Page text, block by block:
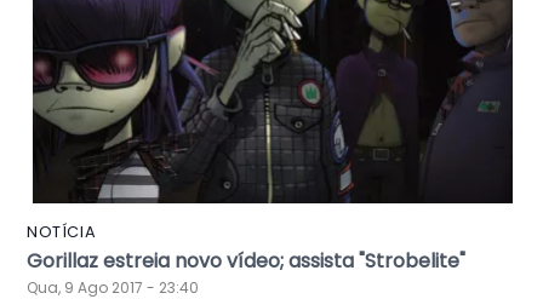
NOTÍCIA
Gorillaz estreia novo vídeo; assista "Strobelite"
Qua, 9 Ago 2017 - 23:40